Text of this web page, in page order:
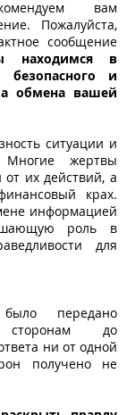
вам
Пожалуйста,
сообщение
находимся в
безопасного и
обмена вашей
ситуации и
жертвы
от их действий, а
крах.
информацией
роль в
для
передано
сторонам до
ни от одной
получено не